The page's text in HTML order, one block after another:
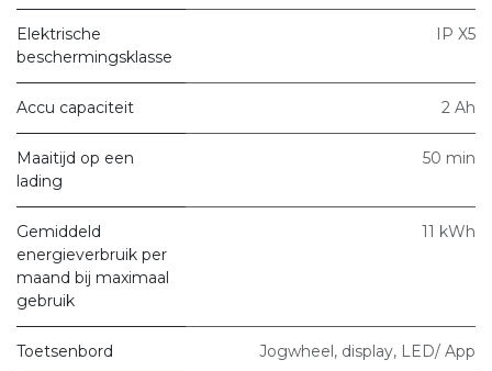
Elektrische
beschermingsklasse
IP X5
Accu capaciteit 2 Ah
Maaitijd op een
lading
50 min
Gemiddeld
energieverbruik per
maand bij maximaal
gebruik
11 kWh
Toetsenbord Jogwheel, display, LED/ App